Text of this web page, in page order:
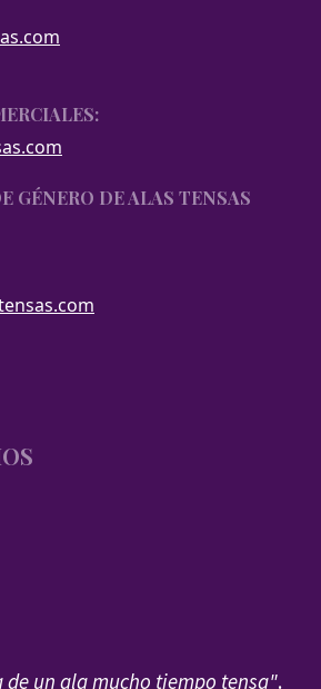
GÉNERO DE ALAS TENSAS
un ala mucho tiempo tensa".